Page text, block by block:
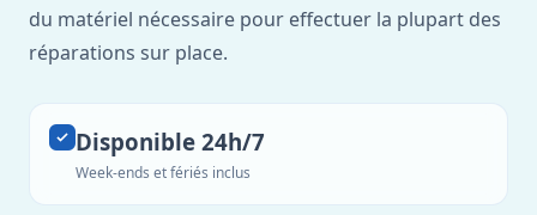
du matériel nécessaire pour effectuer la plupart des
réparations sur place.
Disponible 24h/7
Week-ends et fériés inclus